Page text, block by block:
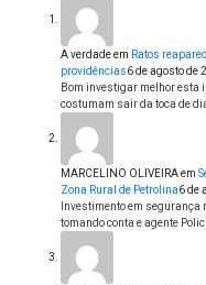
A verdadeem Ratos
providências6 de agosto de
Bom investigar melhor esta
costumam sair da toca de
MARCELINO OLIVEIRAem
Zona Rural de Petrolina6 de
Investimento em segurança
tomando conta e agente